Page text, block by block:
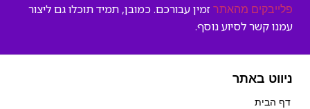
פלייבקים מהאתר זמין עבורכם. כמובן, תמיד תוכלו גם ליצור
עמנו קשר לסיוע נוסף.
ניווט באתר
דף הבית